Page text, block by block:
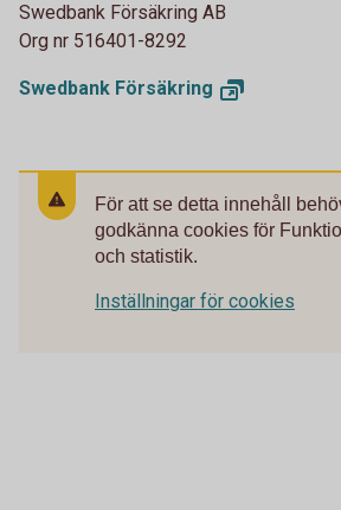
Swedbank Försäkring AB
Org nr 516401-8292
Swedbank Försäkring
För att se detta innehåll
godkänna cookies för
och statistik.
Inställningar för cookies